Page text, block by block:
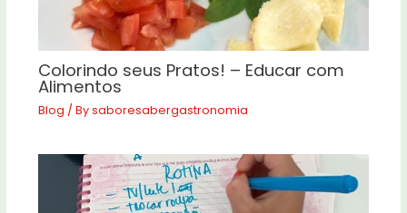
Colorindo seus Pratos! – Educar com
Alimentos
Blog / Bysaboresabergastronomia